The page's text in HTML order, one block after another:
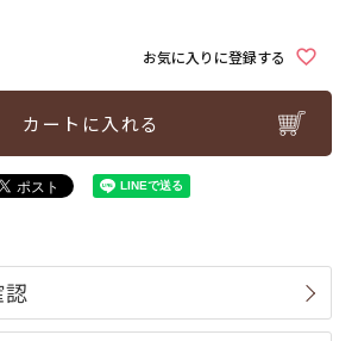
お気に入りに登録する
カートに入れる